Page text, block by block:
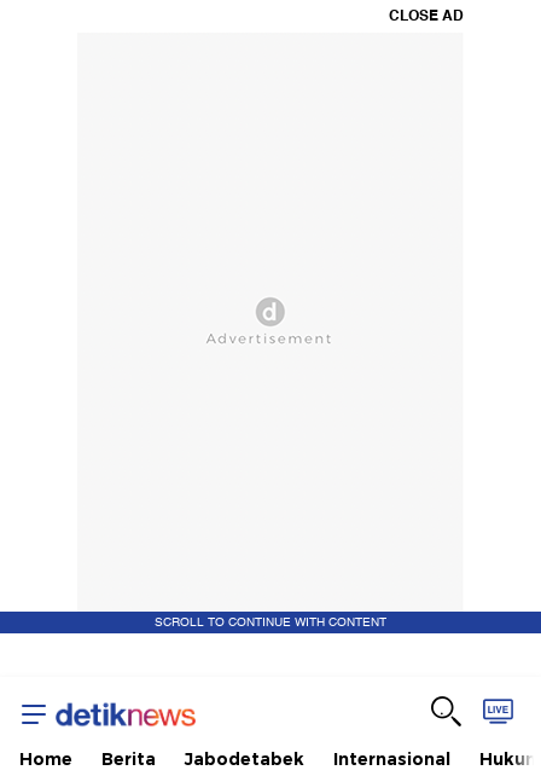
CLOSE AD
SCROLL TO CONTINUE WITH CONTENT
Home Berita Jabodetabek Internasional Hukum